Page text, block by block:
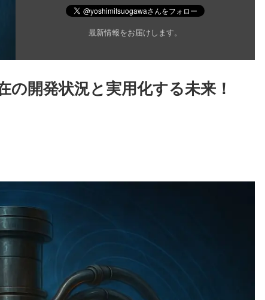
最新情報をお届けします。
の開発状況と実用化する未来！